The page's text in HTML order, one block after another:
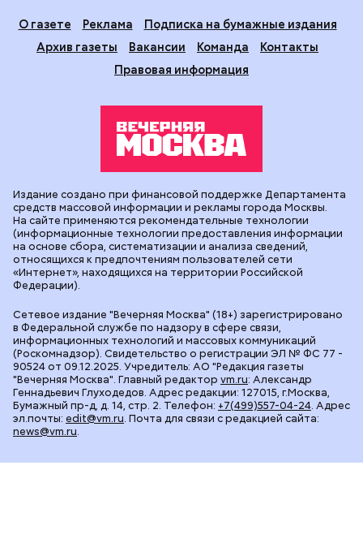
О газете Реклама
Подписка на бумажные издания
Архив газеты
Вакансии Команда
Контакты
Правовая информация
Сетевое издание "Вечерняя Москва" (18+) зарегистрировано
в Федеральной службе по надзору в сфере связи,
информационных технологий и массовых коммуникаций
(Роскомнадзор). Свидетельство о регистрации ЭЛ № ФС 77 -
90524 от 09.12.2025. Учредитель: АО "Редакция газеты
"Вечерняя Москва". Главный редактор vm.ru: Александр
Геннадьевич Глуходедов. Адрес редакции: 127015, г.Москва,
Бумажный пр-д, д. 14, стр. 2. Телефон: +7(499)557-04-24. Адрес
эл.почты: edit@vm.ru. Почта для связи с редакцией сайта:
news@vm.ru.
Издание создано при финансовой поддержке Департамента
средств массовой информации и рекламы города Москвы.
На сайте применяются рекомендательные технологии
(информационные технологии предоставления информации
на основе сбора, систематизации и анализа сведений,
относящихся к предпочтениям пользователей сети
«Интернет», находящихся на территории Российской
Федерации).